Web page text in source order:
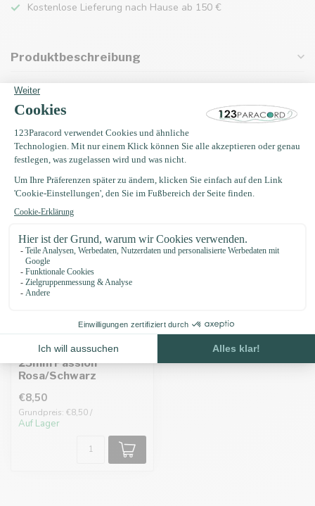
Kostenlose Lieferung nach Hause ab 150 €
Produktbeschreibung
Eigenschaften
Zuletzt angesehen
Biothane adapter
25mm Passion
Rosa/Schwarz
€8,50
Grundpreis: €8,50 /
Auf Lager